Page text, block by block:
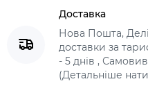
Доставка
Нова Пошта,
доставки за
- 5 днів ,
(Детальніше